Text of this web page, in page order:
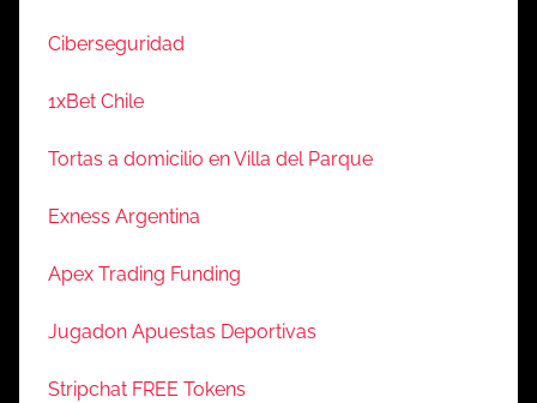
Ciberseguridad
1xBet Chile
Tortas a domicilio en Villa del Parque
Exness Argentina
Apex Trading Funding
Jugadon Apuestas Deportivas
Stripchat FREE Tokens